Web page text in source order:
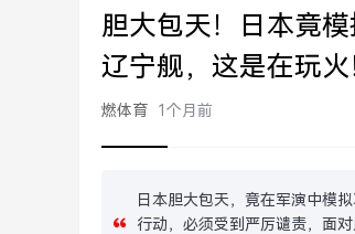
胆大包天！日本竟
辽宁舰，这是在玩火
燃体育 1个月前
日本胆大包天，竟在军演中模
行动，必须受到严厉谴责，面